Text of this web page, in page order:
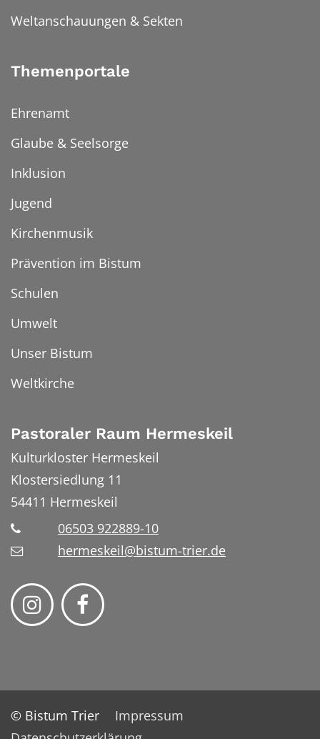
Weltanschauungen & Sekten
Themenportale
Ehrenamt
Glaube & Seelsorge
Inklusion
Jugend
Kirchenmusik
Prävention im Bistum
Schulen
Umwelt
Unser Bistum
Weltkirche
Pastoraler Raum Hermeskeil
Kulturkloster Hermeskeil
Klostersiedlung 11
54411 Hermeskeil
06503 922889-10
hermeskeil@bistum-trier.de
© Bistum Trier
Impressum